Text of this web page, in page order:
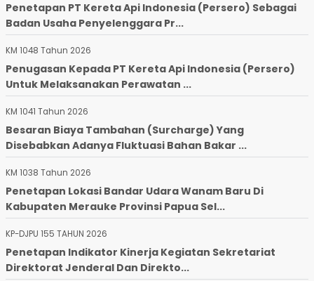
Penetapan PT Kereta Api Indonesia (Persero) Sebagai
Badan Usaha Penyelenggara Pr...
KM 1048 Tahun 2026
Penugasan Kepada PT Kereta Api Indonesia (Persero)
Untuk Melaksanakan Perawatan ...
KM 1041 Tahun 2026
Besaran Biaya Tambahan (Surcharge) Yang
Disebabkan Adanya Fluktuasi Bahan Bakar ...
KM 1038 Tahun 2026
Penetapan Lokasi Bandar Udara Wanam Baru Di
Kabupaten Merauke Provinsi Papua Sel...
KP-DJPU 155 TAHUN 2026
Penetapan Indikator Kinerja Kegiatan Sekretariat
Direktorat Jenderal Dan Direkto...